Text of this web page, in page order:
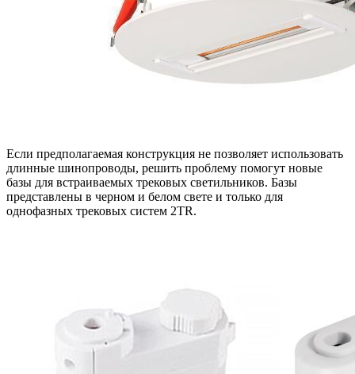
Если предполагаемая конструкция не позволяет использовать
длинные шинопроводы, решить проблему помогут новые
базы для встраиваемых трековых светильников. Базы
представлены в черном и белом свете и только для
однофазных трековых систем 2TR.